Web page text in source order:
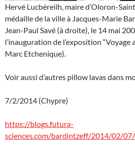
Hervé Lucbéreilh, maire d’Oloron-
médaille de la ville à Jacques-Marie
Jean-Paul Savé (à droite), le 14 mai
l’inauguration de l’exposition “Voyage
Marc Etchenique).
Voir aussi d’autres pillow lavas dans
7/2/2014 (Chypre)
https://blogs.futura-
sciences.com/bardintzeff/2014/02/